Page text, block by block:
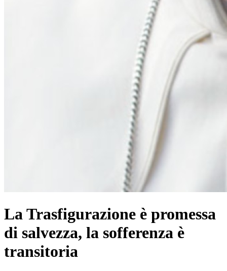
La Trasfigurazione è promessa
di salvezza, la sofferenza è
transitoria